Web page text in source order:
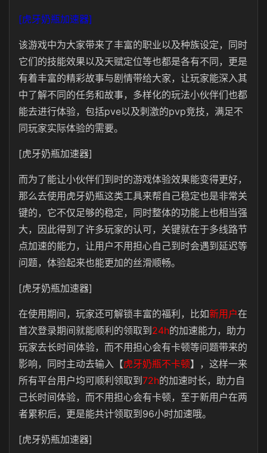
[虎牙奶瓶加速器]
该游戏中为大家带来了丰富的职业以及种族设定，同时
它们的技能效果以及天赋定位等也都是各有不同，更是
有着丰富的精彩故事与剧情带给大家，让玩家能深入其
中了解不同的任务和故事，多样化的玩法小伙伴们也都
能去进行体验，包括pve以及刺激的pvp竞技，满足不
同玩家实际体验的需要。
[虎牙奶瓶加速器]
而为了能让小伙伴们到时的游戏体验效果能变得更好，
那么去使用虎牙奶瓶这类工具来帮自己稳定也是非常关
键的，它不仅足够的稳定，同时整体的功能上也相当强
大，因此得到了许多玩家的认可，关键就在于多线路节
点加速的能力，让用户不用担心自己到时会遇到延迟等
问题，体验起来也能更加的丝滑顺畅。
[虎牙奶瓶加速器]
在使用期间，玩家还可解锁丰富的福利，比如新用户在
首次登录期间就能顺利的领取到 24h的加速能力，助力
玩家去长时间体验，而不用担心会有卡顿等问题带来的
影响，同时主动去输入【虎牙奶瓶不卡顿】，这样一来
所有平台用户均可顺利领取到 72h的加速时长，助力自
己长时间体验，而不用担心会有卡顿，至于新用户在两
者累积后，更是能共计领取到96小时加速哦。
[虎牙奶瓶加速器]